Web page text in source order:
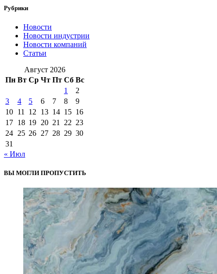
Рубрики
Новости
Новости индустрии
Новости компаний
Статьи
Август 2026
Пн Вт Ср Чт Пт Сб Вс
1
2
3
4 5 6 7 8
9
10 11 12 13 14 15 16
17 18 19 20 21 22 23
24 25 26 27 28 29 30
31
« Июл
ВЫ МОГЛИ ПРОПУСТИТЬ